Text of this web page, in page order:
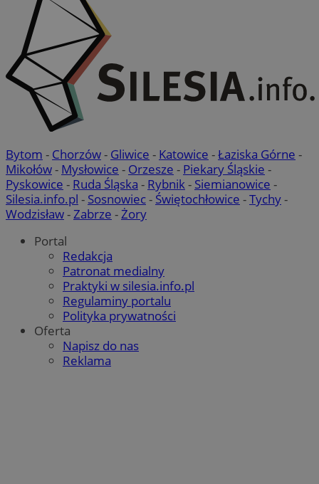
Bytom - Chorzów- Gliwice - Katowice -Łaziska Górne -
Mikołów- Mysłowice - Orzesze - Piekary Śląskie -
Pyskowice - Ruda Śląska - Rybnik- Siemianowice -
Silesia.info.pl - Sosnowiec- Świętochłowice -Tychy-
Wodzisław-Zabrze -Żory
Portal
Redakcja
Patronat medialny
Praktyki w silesia.info.pl
Regulaminy portalu
Polityka prywatności
Oferta
Napisz do nas
Reklama